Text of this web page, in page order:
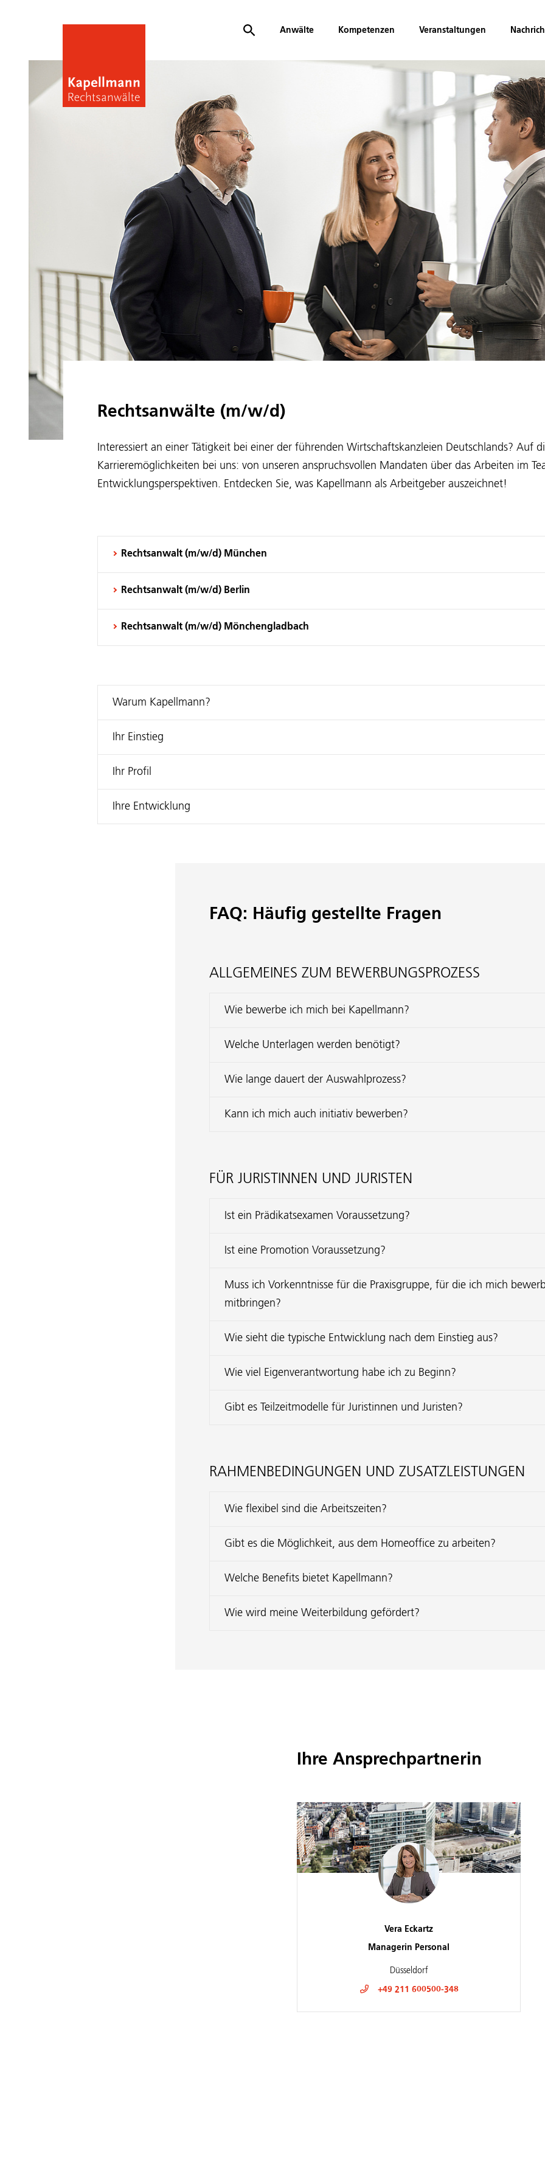
Anwälte Kompetenzen Veranstaltungen
Rechtsanwälte (m/w/d)
Interessiert an einer Tätigkeit bei einer der führenden Wirtschaftskanzleien Deutschlands? Auf
Karrieremöglichkeiten bei uns: von unseren anspruchsvollen Mandaten über das Arbeiten im
Entwicklungsperspektiven. Entdecken Sie, was Kapellmann als Arbeitgeber auszeichnet!
Rechtsanwalt (m/w/d) München
Rechtsanwalt (m/w/d) Berlin
Rechtsanwalt (m/w/d) Mönchengladbach
Warum Kapellmann?
Ihr Einstieg
Ihr Profil
Ihre Entwicklung
FAQ: Häufig gestellte Fragen
ALLGEMEINES ZUM BEWERBUNGSPROZESS
Wie bewerbe ich mich bei Kapellmann?
Welche Unterlagen werden benötigt?
Wie lange dauert der Auswahlprozess?
Kann ich mich auch initiativ bewerben?
FÜR JURISTINNEN UND JURISTEN
Ist ein Prädikatsexamen Voraussetzung?
Ist eine Promotion Voraussetzung?
Muss ich Vorkenntnisse für die Praxisgruppe, für die ich mich
mitbringen?
Wie sieht die typische Entwicklung nach dem Einstieg aus?
Wie viel Eigenverantwortung habe ich zu Beginn?
Gibt es Teilzeitmodelle für Juristinnen und Juristen?
RAHMENBEDINGUNGEN UND ZUSATZLEISTUNGEN
Wie flexibel sind die Arbeitszeiten?
Gibt es die Möglichkeit, aus dem Homeoffice zu arbeiten?
Welche Benefits bietet Kapellmann?
Wie wird meine Weiterbildung gefördert?
Ihre Ansprechpartnerin
Vera Eckartz
Managerin Personal
Düsseldorf
+49 211 600500-348